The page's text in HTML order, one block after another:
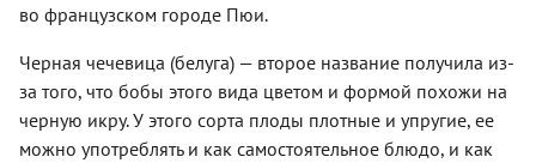
во французском городе Пюи.
Черная чечевица (белуга) — второе название получила из-
за того, что бобы этого вида цветом и формой похожи на
черную икру. У этого сорта плоды плотные и упругие, ее
можно употреблять и как самостоятельное блюдо, и как